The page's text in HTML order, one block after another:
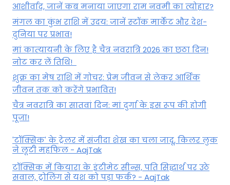
आशीर्वाद, जानें कब मनाया जाएगा राम नवमी का त्योहार?
मंगल का कुंभ राशि में उदय: जानें स्‍टॉक मार्केट और देश-
दुनिया पर प्रभाव!
मां कात्‍यायनी के लिए है चैत्र नवरात्रि 2026 का छठा दिन!
नोट कर लें तिथि!
शुक्र का मेष राशि में गोचर: प्रेम जीवन से लेकर आर्थिक
जीवन तक को करेंगे प्रभावित!
चैत्र नवरात्रि का सातवां दिन: मां दुर्गा के इस रूप की होगी
पूजा!
'टॉक्सिक' के ट्रेलर में संजीदा शेख का चला जादू, किलर लुक
ने लूटी महफिल - AajTak
टॉक्सिक में कियारा के इंटीमेट सीन्स, पति सिद्धार्थ पर उठे
सवाल, ट्रोलिंग से यश को पड़ा फर्क? - AajTak